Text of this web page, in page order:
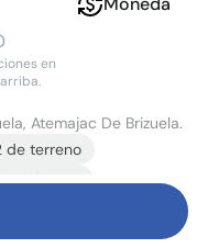
en
Atemajac De Brizuela.
de terreno
baños